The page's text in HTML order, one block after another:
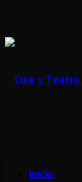
Inicio